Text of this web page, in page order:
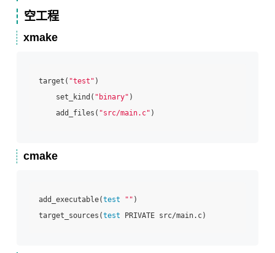
空工程
xmake
target( "test" )
set_kind( "binary" )
add_files( "src/main.c"
cmake
add_executable(test "" )
target_sources(test